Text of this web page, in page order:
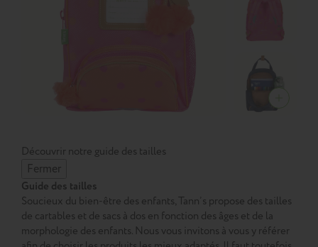
Découvrir notre guide des tailles
Fermer
Guide des tailles
Soucieux du bien-être des enfants, Tann’s propose des tailles
de cartables et de sacs à dos en fonction des âges et de la
morphologie des enfants. Nous vous invitons à vous y référer